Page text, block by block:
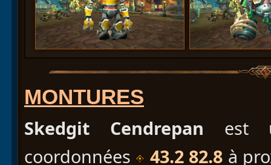
MONTURES
Skedgit Cendrepan est
coordonnées
43.2 82.8 à